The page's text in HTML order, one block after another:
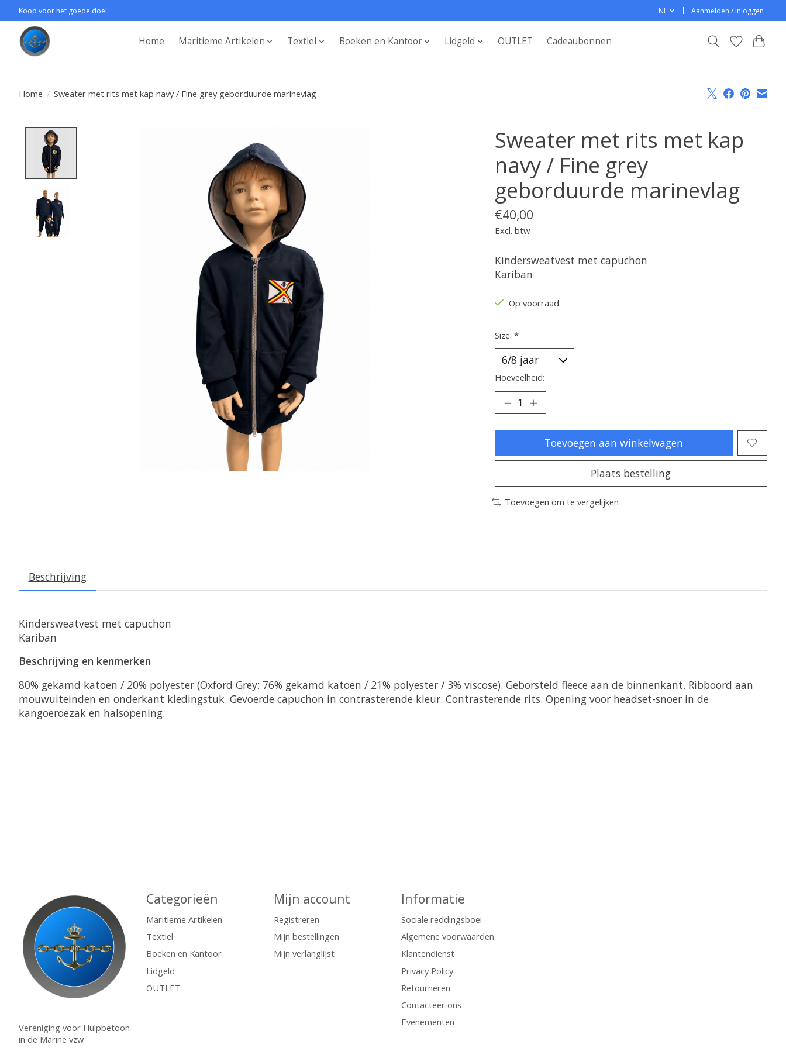
Koop voor het goede doel NL Aanmelden / Inloggen
Home Maritieme Artikelen Textiel Boeken en Kantoor Lidgeld OUTLET Cadeaubonnen
Home / Sweater met rits met kap navy / Fine grey geborduurde marinevlag
Sweater met rits met kap
navy / Fine grey
geborduurde marinevlag
€40,00
Excl. btw
Kindersweatvest met capuchon
Kariban
Op voorraad
Size: *
Hoeveelheid:
Toevoegen aan winkelwagen
Plaats bestelling
Toevoegen om te vergelijken
Beschrijving
Kindersweatvest met capuchon
Kariban
Beschrijving en kenmerken
80% gekamd katoen / 20% polyester (Oxford Grey: 76% gekamd katoen / 21% polyester / 3% viscose). Geborsteld fleece aan de binnenkant. Ribboord aan
mouwuiteinden en onderkant kledingstuk. Gevoerde capuchon in contrasterende kleur. Contrasterende rits. Opening voor headset-snoer in de
kangoeroezak en halsopening.
Vereniging voor Hulpbetoon
in de Marine vzw
Categorieën
Maritieme Artikelen
Textiel
Boeken en Kantoor
Lidgeld
OUTLET
Mijn account
Registreren
Mijn bestellingen
Mijn verlanglijst
Informatie
Sociale reddingsboei
Algemene voorwaarden
Klantendienst
Privacy Policy
Retourneren
Contacteer ons
Evenementen